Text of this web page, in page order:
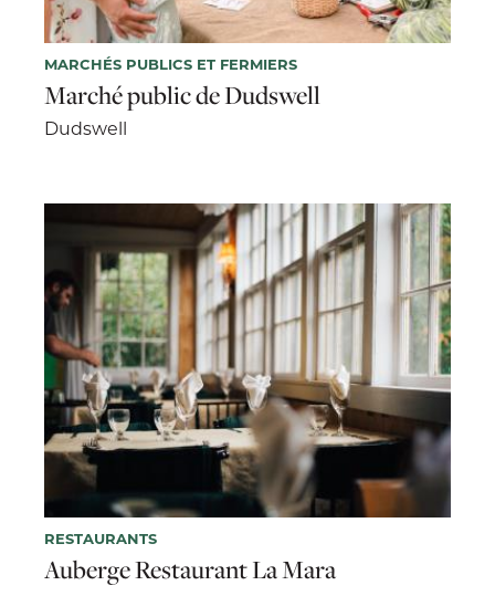
MARCHÉS PUBLICS ET FERMIERS
Marché public de Dudswell
Dudswell
RESTAURANTS
Auberge Restaurant La Mara